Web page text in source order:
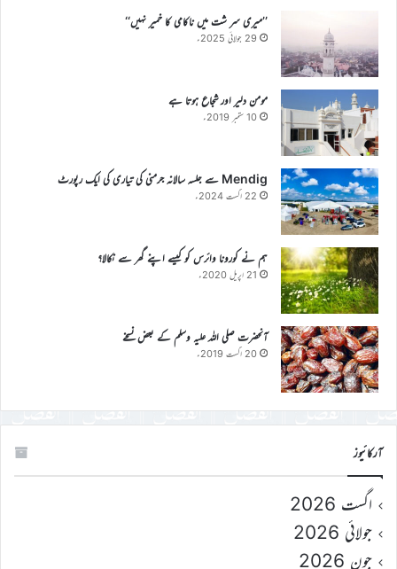
’’میری سر شت میں ناکامی کا خمیر نہیں‘‘
29 جولائی 2025ء
مومن دلیر اور شجاع ہوتا ہے
10 ستمبر 2019ء
Mendig سے جلسہ سالانہ جرمنی کی تیاری کی ایک رپورٹ
22 اگست 2024ء
ہم نے کورونا وائرس کو کیسے اپنے گھر سے نکالا؟
21 اپریل 2020ء
آنحضرت صلی اللہ علیہ وسلم کے بعض نسخے
20 اگست 2019ء
آرکائیوز
اگست 2026
جولائی 2026
جون 2026